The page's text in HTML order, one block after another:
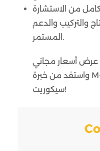
من الاستشارة
والتركيب والدعم
المستمر.
عرض أسعار مجاني
واستفد من خبرة M-Square في مجال هاندريل
سيكوريت!